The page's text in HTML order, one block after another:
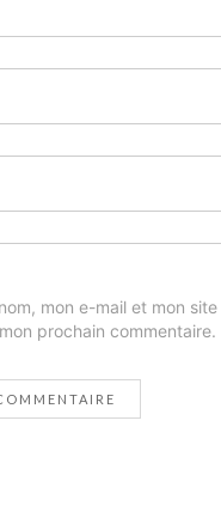
mon e-mail et mon
prochain commentaire.